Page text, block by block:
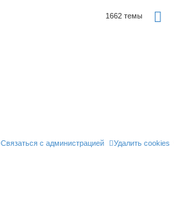
1662 темы
Удалить cookies
Связаться с администрацией